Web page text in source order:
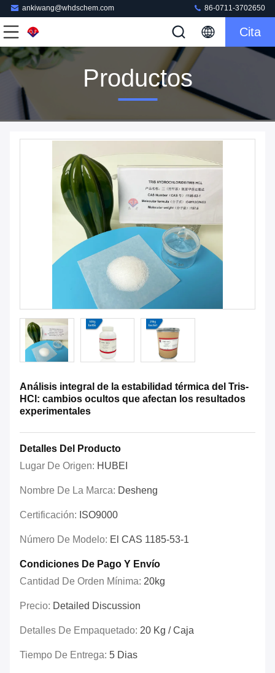
ankiwang@whdschem.com 86-0711-3702650
Cita
Productos
Análisis integral de la estabilidad térmica del Tris-
HCl: cambios ocultos que afectan los resultados
experimentales
Detalles Del Producto
Lugar De Origen: HUBEI
Nombre De La Marca: Desheng
Certificación: ISO9000
Número De Modelo: El CAS 1185-53-1
Condiciones De Pago Y Envío
Cantidad De Orden Mínima: 20kg
Precio: Detailed Discussion
Detalles De Empaquetado: 20 Kg / Caja
Tiempo De Entrega: 5 Dias